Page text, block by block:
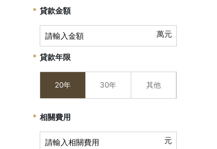
貸款金額
萬元
貸款年限
20年 30年 其他
相關費用
元